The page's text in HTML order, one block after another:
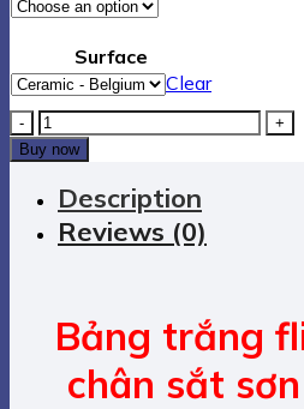
Surface
Clear
Bảng
trắng
flipchart
chân
sắt
quantity
Buy now
Description
Reviews (0)
Bảng trắng
chân sắt